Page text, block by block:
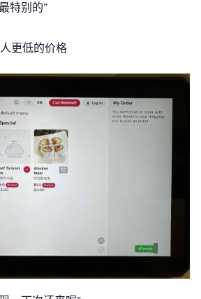
特别的”
更低的价格